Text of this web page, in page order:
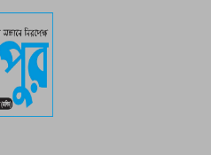
৯৯৯-এ ফোন, ফরিদগঞ্জে
লাশ উদ্ধার